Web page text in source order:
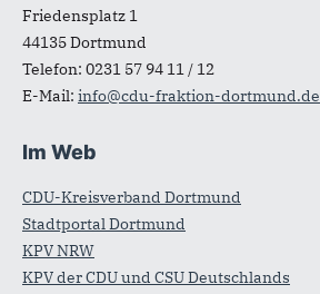
Friedensplatz 1
44135Dortmund
Telefon: 0231 57 94 11 / 12
E-Mail: info@cdu-fraktion-dortmund.de
Im Web
CDU-Kreisverband Dortmund
Stadtportal Dortmund
KPV NRW
KPV der CDU und CSU Deutschlands